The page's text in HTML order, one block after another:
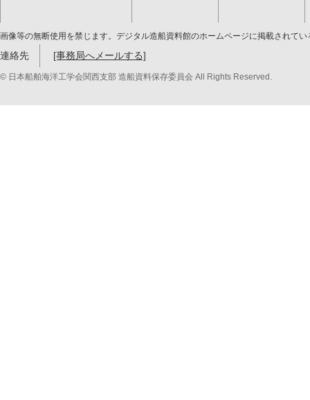
画像等の無断使用を禁じます。デジタル造船資料館のホームページに掲載されて
連絡先 [事務局へメールする]
© 日本船舶海洋工学会関西支部 造船資料保存委員会 All Rights Reserved.